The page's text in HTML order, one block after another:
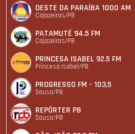
OESTE DA PARAÍBA 1000 AM
Cajazeiras/PB
PATAMUTÉ 94.5 FM
Cajazeiras/PB
PRINCESA ISABEL 92.5 FM
Princesa Isabel/PB
PROGRESSO FM - 103,5
Sousa/PB
REPÓRTER PB
Sousa/PB